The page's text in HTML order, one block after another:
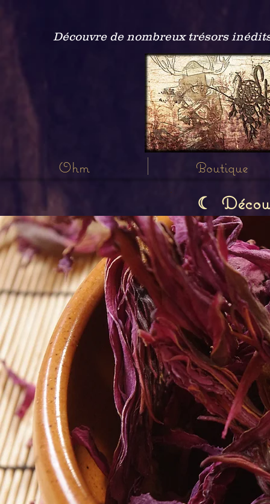
Découvre de nombreux trésors
Ohm Boutique
☾